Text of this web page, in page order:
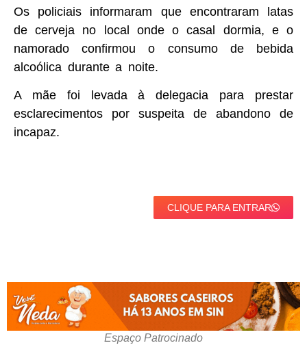
Os policiais informaram que encontraram latas
de cerveja no local onde o casal dormia, e o
namorado confirmou o consumo de bebida
alcoólica durante a noite.
A mãe foi levada à delegacia para prestar
esclarecimentos por suspeita de abandono de
incapaz.
CLIQUE PARA ENTRAR
Espaço Patrocinado